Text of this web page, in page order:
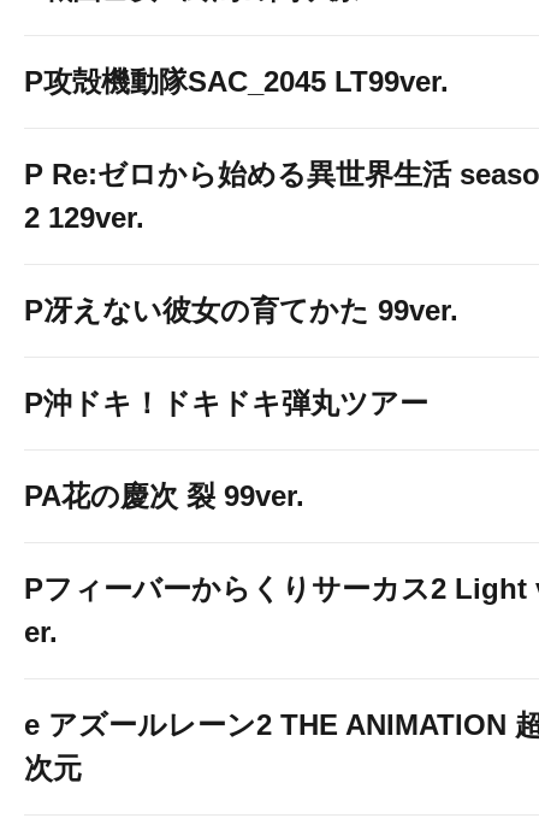
P攻殻機動隊SAC_2045 LT99ver.
P Re:ゼロから始める異世界生活
2 129ver.
P冴えない彼女の育てかた 99ver.
P沖ドキ！ドキドキ弾丸ツアー
PA花の慶次 裂 99ver.
Pフィーバーからくりサーカス2 Light
er.
e アズールレーン2 THE ANIMATION
次元